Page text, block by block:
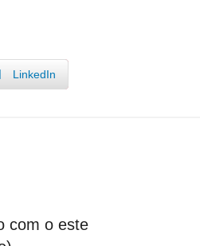
LinkedIn
com o este